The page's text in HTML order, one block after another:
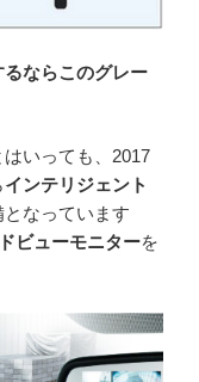
ならこのグレー
いっても、2017
インテリジェント
なっています
ビューモニターを